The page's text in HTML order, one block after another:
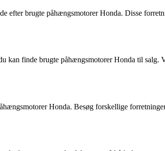
efter brugte påhængsmotorer Honda. Disse
kan finde brugte påhængsmotorer Honda til
Honda. Besøg forskellige